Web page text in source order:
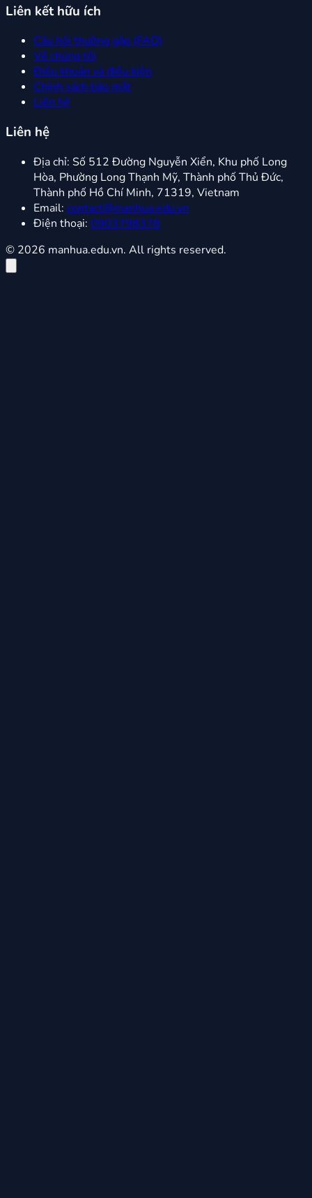
Liên kết hữu ích
Câu hỏi thường gặp (FAQ)
Về chúng tôi
Điều khoản và điều kiện
Chính sách bảo mật
Liên hệ
Liên hệ
Địa chỉ: Số 512 Đường Nguyễn Xiển, Khu phố Long
Hòa, Phường Long Thạnh Mỹ, Thành phố Thủ Đức,
Thành phố Hồ Chí Minh, 71319, Vietnam
Email: contact@manhua.edu.vn
Điện thoại: 0903798378
© 2026 manhua.edu.vn. All rights reserved.